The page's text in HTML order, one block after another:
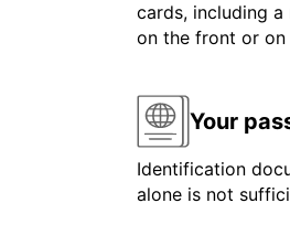
cards, including
on the front or
Your
Identification
alone is not